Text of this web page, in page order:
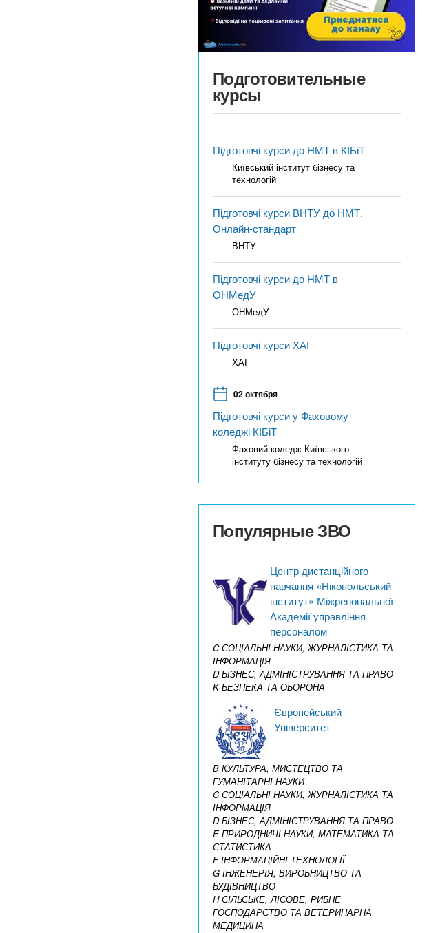
Подготовительные
курсы
Підготовчі курси до НМТ в КІБіТ
Київський інститут бізнесу та
технологій
Підготовчі курси ВНТУ до НМТ.
Онлайн-стандарт
ВНТУ
Підготовчі курси до НМТ в
ОНМедУ
ОНМедУ
Підготовчі курси ХАІ
ХАІ
02 октября
Підготовчі курси у Фаховому
коледжі КІБіТ
Фаховий коледж Київського
інституту бізнесу та технологій
Популярные ЗВО
Центр дистанційного
навчання «Нікопольський
інститут» Міжрегіональної
Академії управління
персоналом
C СОЦІАЛЬНІ НАУКИ, ЖУРНАЛІСТИКА ТА
ІНФОРМАЦІЯ
D БІЗНЕС, АДМІНІСТРУВАННЯ ТА ПРАВО
K БЕЗПЕКА ТА ОБОРОНА
Європейський
Університет
B КУЛЬТУРА, МИСТЕЦТВО ТА
ГУМАНІТАРНІ НАУКИ
C СОЦІАЛЬНІ НАУКИ, ЖУРНАЛІСТИКА ТА
ІНФОРМАЦІЯ
D БІЗНЕС, АДМІНІСТРУВАННЯ ТА ПРАВО
E ПРИРОДНИЧІ НАУКИ, МАТЕМАТИКА ТА
СТАТИСТИКА
F ІНФОРМАЦІЙНІ ТЕХНОЛОГІЇ
G ІНЖЕНЕРІЯ, ВИРОБНИЦТВО ТА
БУДІВНИЦТВО
H СІЛЬСЬКЕ, ЛІСОВЕ, РИБНЕ
ГОСПОДАРСТВО ТА ВЕТЕРИНАРНА
МЕДИЦИНА